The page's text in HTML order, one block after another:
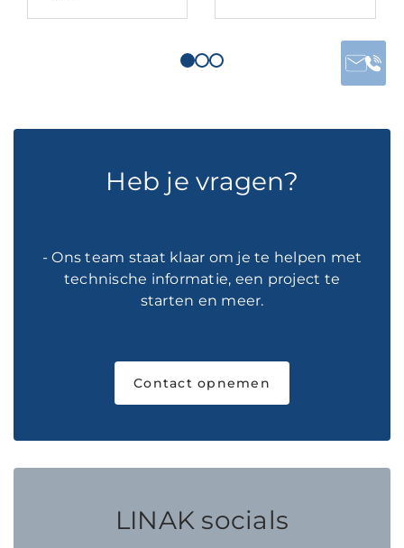
Heb je vragen?
- Ons team staat klaar om je te helpen met
technische informatie, een project te
starten en meer.
Contact opnemen
LINAK socials